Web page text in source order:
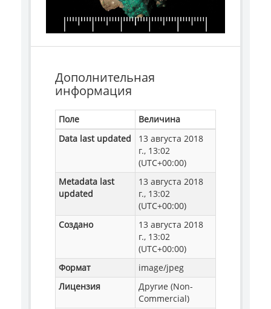
Дополнительная
информация
Поле
Величина
Data last updated
13 августа 2018
г., 13:02
(UTC+00:00)
Metadata last
updated
13 августа 2018
г., 13:02
(UTC+00:00)
Создано
13 августа 2018
г., 13:02
(UTC+00:00)
Формат
image/jpeg
Лицензия
Другие (Non-
Commercial)